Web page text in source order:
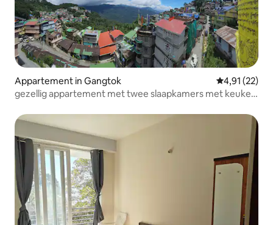
Appartement in Gangtok Gemiddelde
4,91 (22)
gezellig appartement met twee slaapkamers met keuken